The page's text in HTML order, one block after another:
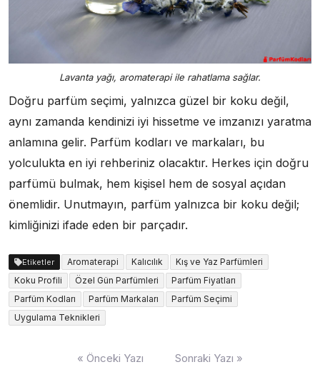
Lavanta yağı, aromaterapi ile rahatlama sağlar.
Doğru parfüm seçimi, yalnızca güzel bir koku değil,
aynı zamanda kendinizi iyi hissetme ve imzanızı yaratma
anlamına gelir. Parfüm kodları ve markaları, bu
yolculukta en iyi rehberiniz olacaktır. Herkes için doğru
parfümü bulmak, hem kişisel hem de sosyal açıdan
önemlidir. Unutmayın, parfüm yalnızca bir koku değil;
kimliğinizi ifade eden bir parçadır.
Etiketler Aromaterapi Kalıcılık
Kış ve Yaz Parfümleri
Koku Profili
Özel Gün Parfümleri
Parfüm Fiyatları
Parfüm Kodları
Parfüm Markaları
Parfüm Seçimi
Uygulama Teknikleri
« Önceki Yazı Sonraki Yazı »